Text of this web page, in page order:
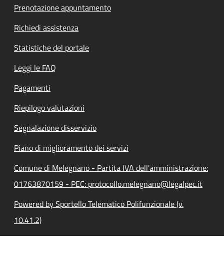
Prenotazione appuntamento
Richiedi assistenza
Statistiche del portale
Leggi le FAQ
Pagamenti
Riepilogo valutazioni
Segnalazione disservizio
Piano di miglioramento dei servizi
Comune di Melegnano - Partita IVA dell'amministrazione:
01763870159 - PEC: protocollo.melegnano@legalpec.it
Powered by Sportello Telematico Polifunzionale (v.
10.41.2)